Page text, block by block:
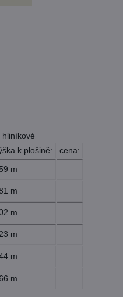
k plošině: cena:
hliníkové
m
m
m
m
m
m